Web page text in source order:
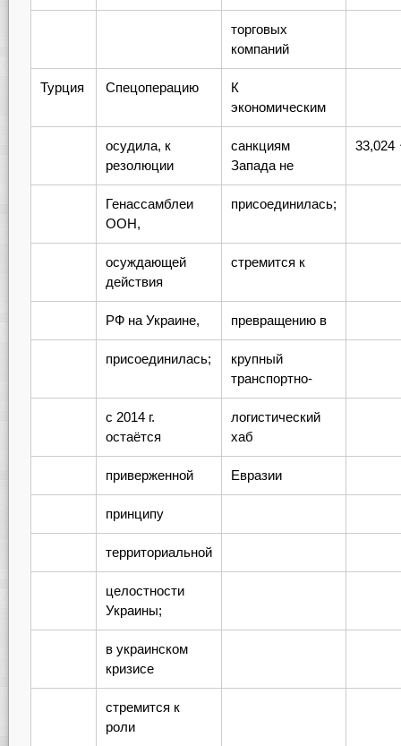
торговых
компаний
Турция Спецоперацию
К
экономическим
осудила, к
резолюции
санкциям
Запада не
33,024
Генассамблеи
ООН,
присоединилась;
осуждающей
действия
стремится к
РФ на Украине, превращению в
присоединилась;
крупный
транспортно-
с 2014 г.
остаётся
логистический
хаб
приверженной Евразии
принципу
территориальной
целостности
Украины;
в украинском
кризисе
стремится к
роли